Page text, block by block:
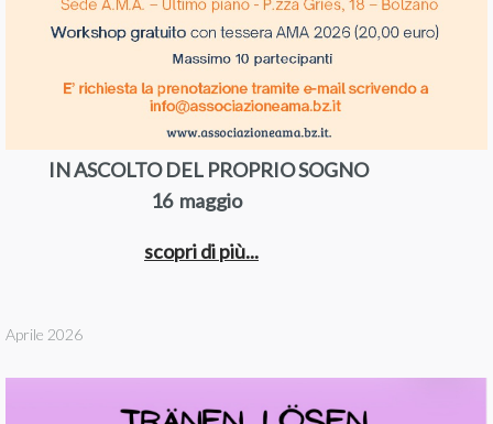
IN ASCOLTO DEL PROPRIO SOGNO
16 maggio
scopri di più...
Aprile 2026